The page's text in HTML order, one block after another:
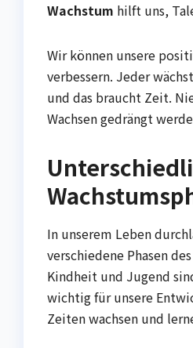
Wachstum hilft uns,
Wir können unsere
verbessern. Jeder
und das braucht Zeit.
Wachsen gedrängt
In unserem Leben
verschiedene Phasen
Kindheit und Jugend
wichtig für unsere
Zeiten wachsen und